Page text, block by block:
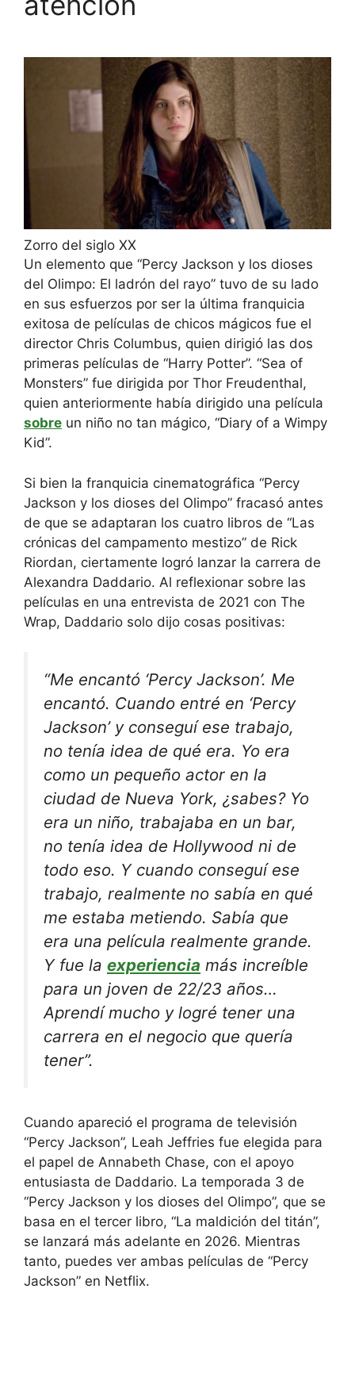
Zorro del siglo XX
Un elemento que “Percy Jackson y los dioses
del Olimpo: El ladrón del rayo” tuvo de su lado
en sus esfuerzos por ser la última franquicia
exitosa de películas de chicos mágicos fue el
director Chris Columbus, quien dirigió las dos
primeras películas de “Harry Potter”. “Sea of ​​
Monsters” fue dirigida por Thor Freudenthal,
quien anteriormente había dirigido una película
sobre un niño no tan mágico, “Diary of a Wimpy
Kid”.
Si bien la franquicia cinematográfica “Percy
Jackson y los dioses del Olimpo” fracasó antes
de que se adaptaran los cuatro libros de “Las
crónicas del campamento mestizo” de Rick
Riordan, ciertamente logró lanzar la carrera de
Alexandra Daddario. Al reflexionar sobre las
películas en una entrevista de 2021 con The
Wrap, Daddario solo dijo cosas positivas:
“Me encantó ‘Percy Jackson’. Me
encantó. Cuando entré en ‘Percy
Jackson’ y conseguí ese trabajo,
no tenía idea de qué era. Yo era
como un pequeño actor en la
ciudad de Nueva York, ¿sabes? Yo
era un niño, trabajaba en un bar,
no tenía idea de Hollywood ni de
todo eso. Y cuando conseguí ese
trabajo, realmente no sabía en qué
me estaba metiendo. Sabía que
era una película realmente grande.
Y fue la experiencia más increíble
para un joven de 22/23 años…
Aprendí mucho y logré tener una
carrera en el negocio que quería
tener”.
Cuando apareció el programa de televisión
“Percy Jackson”, Leah Jeffries fue elegida para
el papel de Annabeth Chase, con el apoyo
entusiasta de Daddario. La temporada 3 de
“Percy Jackson y los dioses del Olimpo”, que se
basa en el tercer libro, “La maldición del titán”,
se lanzará más adelante en 2026. Mientras
tanto, puedes ver ambas películas de “Percy
Jackson” en Netflix.